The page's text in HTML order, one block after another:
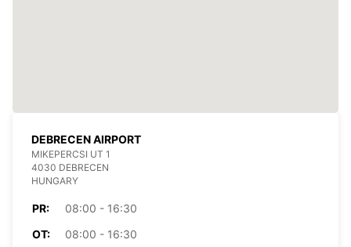
DEBRECEN AIRPORT
MIKEPERCSI UT 1
4030 DEBRECEN
HUNGARY
PR:
08:00 - 16:30
OT:
08:00 - 16:30